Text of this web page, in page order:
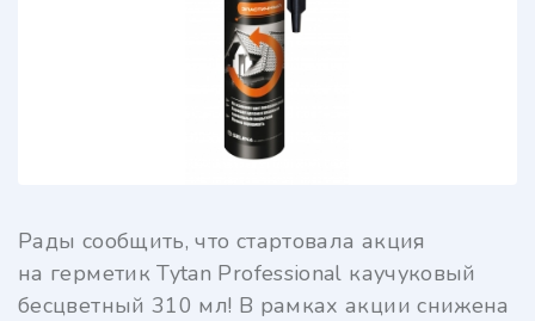
Рады сообщить, что стартовала акция
на герметик Tytan Professional каучуковый
бесцветный 310 мл! В рамках акции снижена